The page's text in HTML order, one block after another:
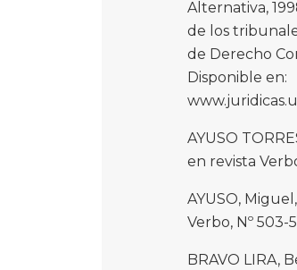
Alternativa,
de los
de Derecho
Disponible en:
AYUSO
en revista
AYUSO,
Verbo, Nº 503-
BRAVO LIRA,